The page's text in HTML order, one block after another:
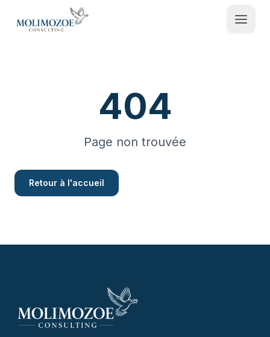
Contactez-nous
Espace Admin
404
Page non trouvée
Retour à l'accueil